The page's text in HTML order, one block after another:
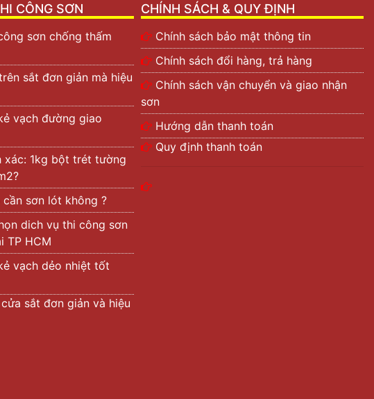
CÔNG SƠN
sơn chống thấm
sắt đơn giản mà hiệu
vạch đường giao
xác: 1kg bột trét tường
cần sơn lót không ?
dich vụ thi công sơn
TP HCM
vạch dẻo nhiệt tốt
sắt đơn giản và hiệu
CHÍNH SÁCH & QUY ĐỊNH
Chính sách bảo mật thông tin
Chính sách đổi hàng, trả hàng
Chính sách vận chuyển và giao nhận
sơn
Hướng dẫn thanh toán
Quy định thanh toán